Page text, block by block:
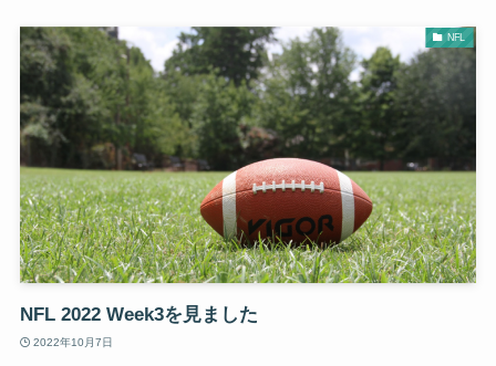
NFL
NFL 2022 Week3を見ました
2022年10月7日